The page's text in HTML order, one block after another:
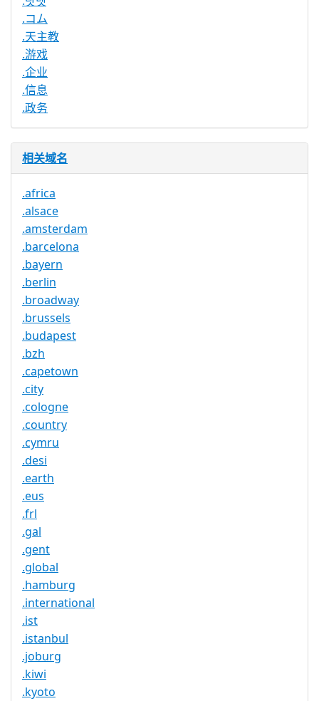
.コム
.天主教
.游戏
.企业
.信息
.政务
相关域名
.africa
.alsace
.amsterdam
.barcelona
.bayern
.berlin
.broadway
.brussels
.budapest
.bzh
.capetown
.city
.cologne
.country
.cymru
.desi
.earth
.eus
.frl
.gal
.gent
.global
.hamburg
.international
.ist
.istanbul
.joburg
.kiwi
.kyoto